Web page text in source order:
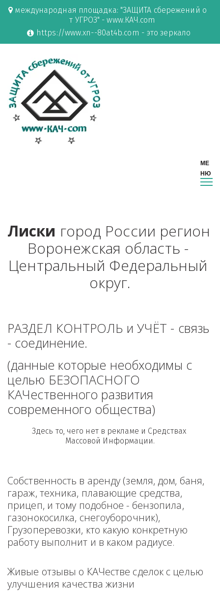
международная площадка: "ЗАЩИТА сбережений о
т УГРОЗ" - www.КАЧ.com
https://www.xn--80at4b.com - это зеркало
Лиски город России регион
Воронежская область -
Центральный Федеральный
округ.
РАЗДЕЛ КОНТРОЛЬ и УЧЁТ - связь
- соединение.
(данные которые необходимы с
целью БЕЗОПАСНОГО
КАЧественного развития
современного общества)
Здесь то, чего нет в рекламе и Средствах
Массовой Информации.
Собственность в аренду (земля, дом, баня,
гараж, техника, плавающие средства,
прицеп, и тому подобное - бензопила,
газонокосилка, снегоуборочник),
Грузоперевозки, кто какую конкретную
работу выполнит и в каком радиусе.
Живые отзывы о КАЧестве сделок с целью
улучшения качества жизни